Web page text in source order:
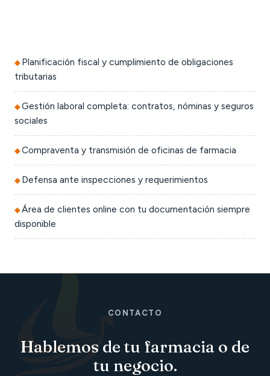
Planificación fiscal y cumplimiento de obligaciones
tributarias
Gestión laboral completa: contratos, nóminas y seguros
sociales
Compraventa y transmisión de oficinas de farmacia
Defensa ante inspecciones y requerimientos
Área de clientes online con tu documentación siempre
disponible
CONTACTO
Hablemos de tu farmacia o de
tu negocio.